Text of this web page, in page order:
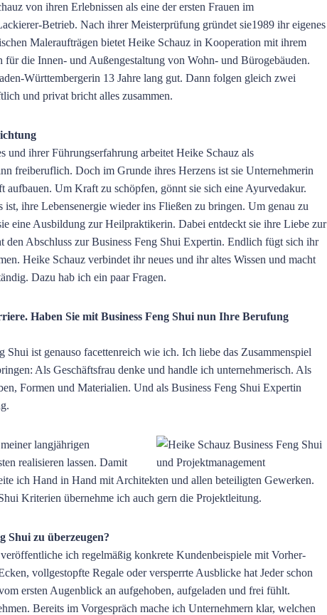
von ihren Erlebnissen als eine der ersten Frauen im
Betrieb. Nach ihrer Meisterprüfung gründet sie1989 ihr eigenes
Maleraufträgen bietet Heike Schauz in Kooperation mit ihrem
die Innen- und Außengestaltung von Wohn- und Bürogebäuden.
Württembergerin 13 Jahre lang gut. Dann folgen gleich zwei
und privat bricht alles zusammen.
und ihrer Führungserfahrung arbeitet Heike Schauz als
freiberuflich. Doch im Grunde ihres Herzens ist sie Unternehmerin
aufbauen. Um Kraft zu schöpfen, gönnt sie sich eine Ayurvedakur.
ist, ihre Lebensenergie wieder ins Fließen zu bringen. Um genau zu
eine Ausbildung zur Heilpraktikerin. Dabei entdeckt sie ihre Liebe zur
den Abschluss zur Business Feng Shui Expertin. Endlich fügt sich ihr
Heike Schauz verbindet ihr neues und ihr altes Wissen und macht
Dazu hab ich ein paar Fragen.
Haben Sie mit Business Feng Shui nun Ihre Berufung
ist genauso facettenreich wie ich. Ich liebe das Zusammenspiel
Als Geschäftsfrau denke und handle ich unternehmerisch. Als
Formen und Materialien. Und als Business Feng Shui Expertin
langjährigen
realisieren lassen. Damit
ich Hand in Hand mit Architekten und allen beteiligten Gewerken.
Kriterien übernehme ich auch gern die Projektleitung.
Shui zu überzeugen?
ich regelmäßig konkrete Kundenbeispiele mit Vorher-
vollgestopfte Regale oder versperrte Ausblicke hat Jeder schon
ersten Augenblick an aufgehoben, aufgeladen und frei fühlt.
Bereits im Vorgespräch mache ich Unternehmern klar, welchen